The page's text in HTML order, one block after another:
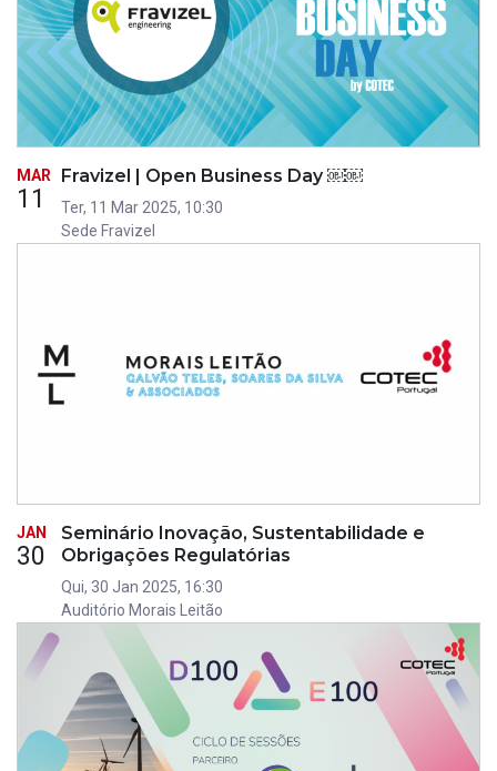
MAR
11
Fravizel | Open Business Day ￼￼
Ter, 11 Mar 2025, 10:30
Sede Fravizel
JAN
30
Seminário Inovação, Sustentabilidade e
Obrigações Regulatórias
Qui, 30 Jan 2025, 16:30
Auditório Morais Leitão